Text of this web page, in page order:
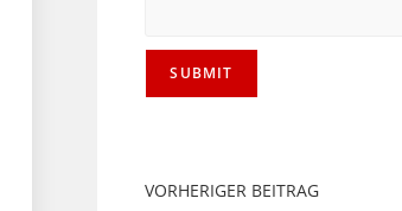
VORHERIGER BEITRAG